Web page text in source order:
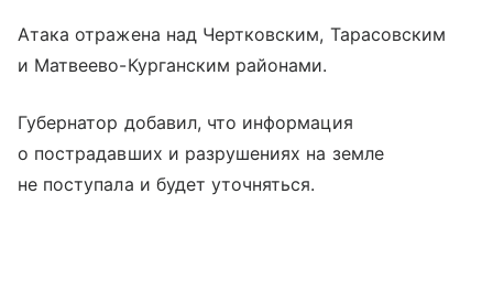
Атака отражена над Чертковским, Тарасовским
и Матвеево-Курганским районами.
Губернатор добавил, что информация
о пострадавших и разрушениях на земле
не поступала и будет уточняться.